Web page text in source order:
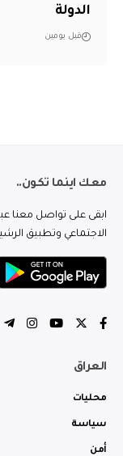
الدولة
قبل يومين
معك اينما تكون..
ابقى على تواصل معنا
الاجتماعي وتطبيق
العراق
محليات
سياسة
أمن